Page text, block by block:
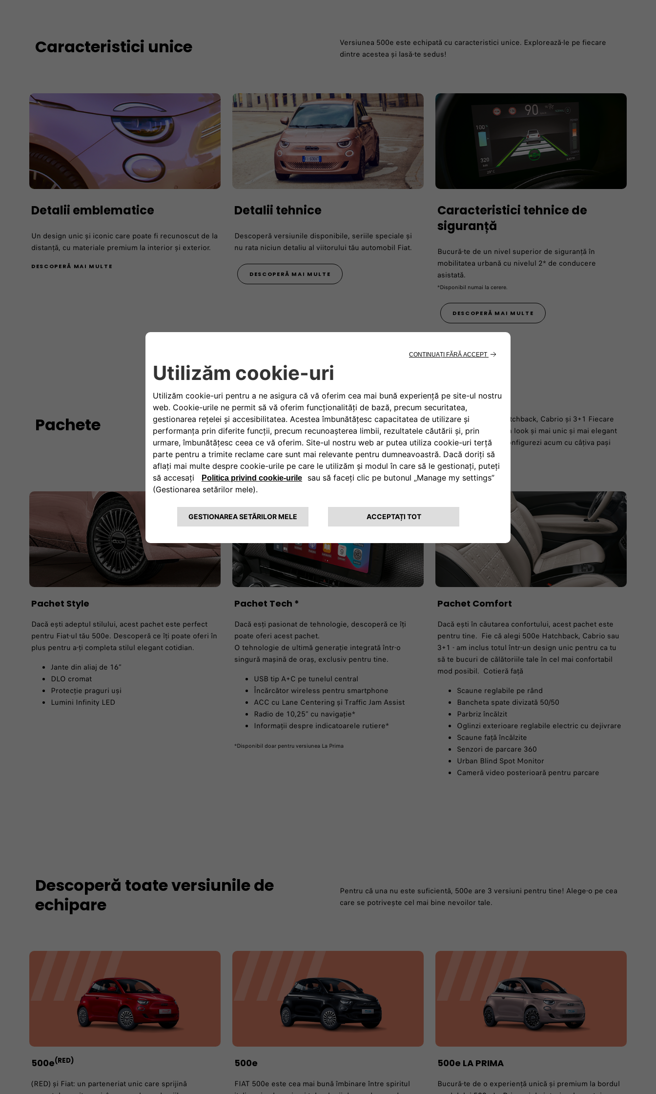
Caracteristici unice
Versiunea 500e este echipată cu caracteristici unice. Explorează-le pe fiecare
dintre acestea și lasă-te sedus!
Detalii emblematice
Un design unic și iconic care poate fi recunoscut de la
distanță, cu materiale premium la interior și exterior. ​
DESCOPERĂ MAI MULTE
Detalii tehnice
Descoperă versiunile disponibile, seriile speciale și
nu rata niciun detaliu al viitorului tău automobil Fiat.​
DESCOPERĂ MAI MULTE
Caracteristici tehnice de
siguranță
Bucură-te de un nivel superior de siguranță în
mobilitatea urbană cu nivelul 2* de conducere
asistată.
*Disponibil numai la cerere.
DESCOPERĂ MAI MULTE
Pachete
Descoperă pachetele disponibile pentru 500e Hatchback, Cabrio și 3+1 Fiecare
dintre acestea a fost conceput pentru a conferi un look și mai unic și mai elegant
noii tale mașini electrice de oraș! Încearcă să îl configurezi acum cu câțiva pași
simpli.
Pachet Style
Dacă ești adeptul stilului, acest pachet este perfect
pentru Fiat-ul tău 500e. Descoperă ce îți poate oferi în
plus pentru a-ți completa stilul elegant cotidian.
Jante din aliaj de 16”
DLO cromat
Protecție praguri uși
Lumini Infinity LED
Pachet Tech *
Dacă esți pasionat de tehnologie, descoperă ce îți
poate oferi acest pachet.
O tehnologie de ultimă generație integrată într-o
singură mașină de oraș, exclusiv pentru tine.
USB tip A+C pe tunelul central
Încărcător wireless pentru smartphone
ACC cu Lane Centering și Traffic Jam Assist
Radio de 10,25” cu navigație*
Informații despre indicatoarele rutiere*
*Disponibil doar pentru versiunea La Prima
Pachet Comfort
Dacă ești în căutarea confortului, acest pachet este
pentru tine. Fie că alegi 500e Hatchback, Cabrio sau
3+1 - am inclus totul într-un design unic pentru ca tu
să te bucuri de călătoriile tale în cel mai confortabil
mod posibil. Cotieră față
Scaune reglabile pe rând
Bancheta spate divizată 50/50
Parbriz încălzit
Oglinzi exterioare reglabile electric cu dejivrare
Scaune față încălzite
Senzori de parcare 360
Urban Blind Spot Monitor
Cameră video posterioară pentru parcare
Descoperă toate versiunile de
echipare
Pentru că una nu este suficientă, 500e are 3 versiuni pentru tine! Alege-o pe cea
care se potrivește cel mai bine nevoilor tale.
500e(RED)
​(RED) și Fiat: un parteneriat unic care sprijină
500e
FIAT 500e este cea mai bună îmbinare între spiritul
500e LA PRIMA
Bucură-te de o experiență unică și premium la bordul